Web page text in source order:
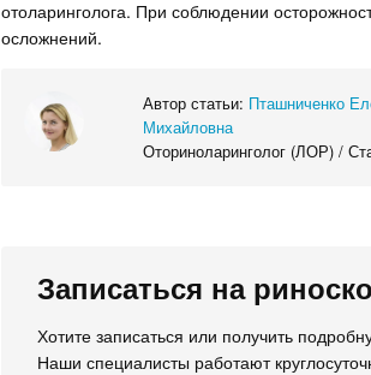
отоларинголога. При соблюдении
осложнений.
Автор статьи: Пташниченко
Михайловна
Оториноларинголог (ЛОР) /
Записаться на
Хотите записаться или получить
Наши специалисты работают